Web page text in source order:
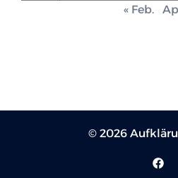
« Feb.
© 2026